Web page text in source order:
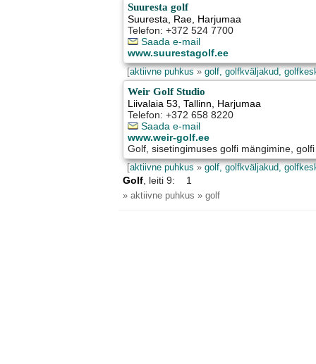
Suuresta golf
Suuresta, Rae, Harjumaa
Telefon: +372 524 7700
Saada e-mail
www.suurestagolf.ee
[aktiivne puhkus»golf, golfkväljakud,
Weir Golf Studio
Liivalaia 53,Tallinn, Harjumaa
Telefon: +372 658 8220
Saada e-mail
www.weir-golf.ee
Golf, sisetingimuses golfi mängimine,
[aktiivne puhkus»golf, golfkväljakud,
Golf, leiti 9: 1
» aktiivne puhkus » golf